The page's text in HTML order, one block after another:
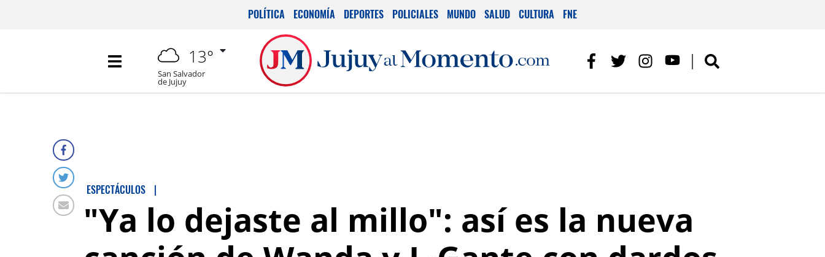
POLÍTICA ECONOMÍA DEPORTES POLICIALES MUNDO SALUD CULTURA FNE
13°
San Salvador
de Jujuy
ESPECTÁCULOS |
"Ya lo dejaste al millo": así es la nueva